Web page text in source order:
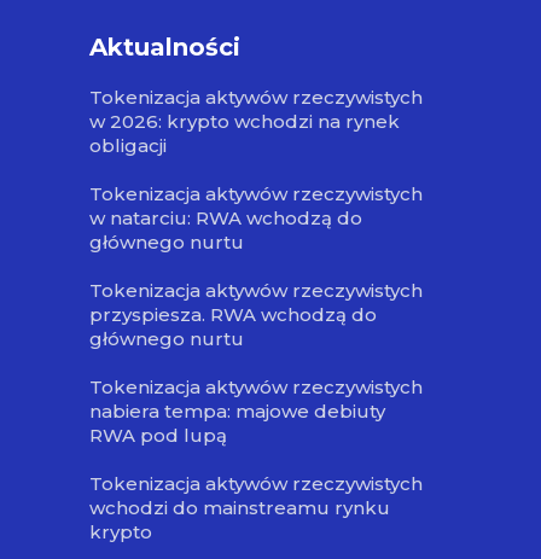
Aktualności
Tokenizacja aktywów rzeczywistych
w 2026: krypto wchodzi na rynek
obligacji
Tokenizacja aktywów rzeczywistych
w natarciu: RWA wchodzą do
głównego nurtu
Tokenizacja aktywów rzeczywistych
przyspiesza. RWA wchodzą do
głównego nurtu
Tokenizacja aktywów rzeczywistych
nabiera tempa: majowe debiuty
RWA pod lupą
Tokenizacja aktywów rzeczywistych
wchodzi do mainstreamu rynku
krypto